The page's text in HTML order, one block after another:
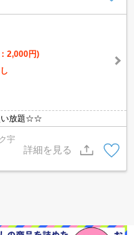
2,000円)
い放題☆☆
宇
詳細を見る